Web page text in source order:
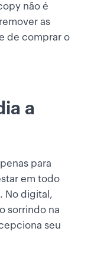
não é
as
de comprar o
a
para
em todo
No digital,
sorrindo na
seu